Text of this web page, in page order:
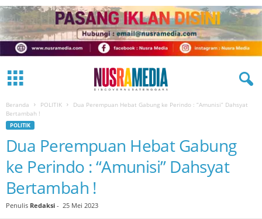
Beranda POLITIK
Dua Perempuan Hebat Gabung ke Perindo : “Amunisi” Dahsyat
Bertambah !
POLITIK
Dua Perempuan Hebat Gabung
ke Perindo : “Amunisi” Dahsyat
Bertambah !
Penulis Redaksi - 25 Mei 2023